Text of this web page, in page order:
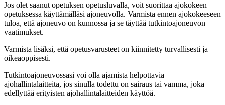
Jos olet saanut opetuksen opetusluvalla, voit suorittaa ajokokeen
opetuksessa käyttämälläsi ajoneuvolla. Varmista ennen ajokokeeseen
tuloa, että ajoneuvo on kunnossa ja se täyttää tutkintoajoneuvon
vaatimukset.
Varmista lisäksi, että opetusvarusteet on kiinnitetty turvallisesti ja
oikeaoppisesti.
Tutkintoajoneuvossasi voi olla ajamista helpottavia
ajohallintalaitteita, jos sinulla todettu on sairaus tai vamma, joka
edellyttää erityisten ajohallintalaitteiden käyttöä.